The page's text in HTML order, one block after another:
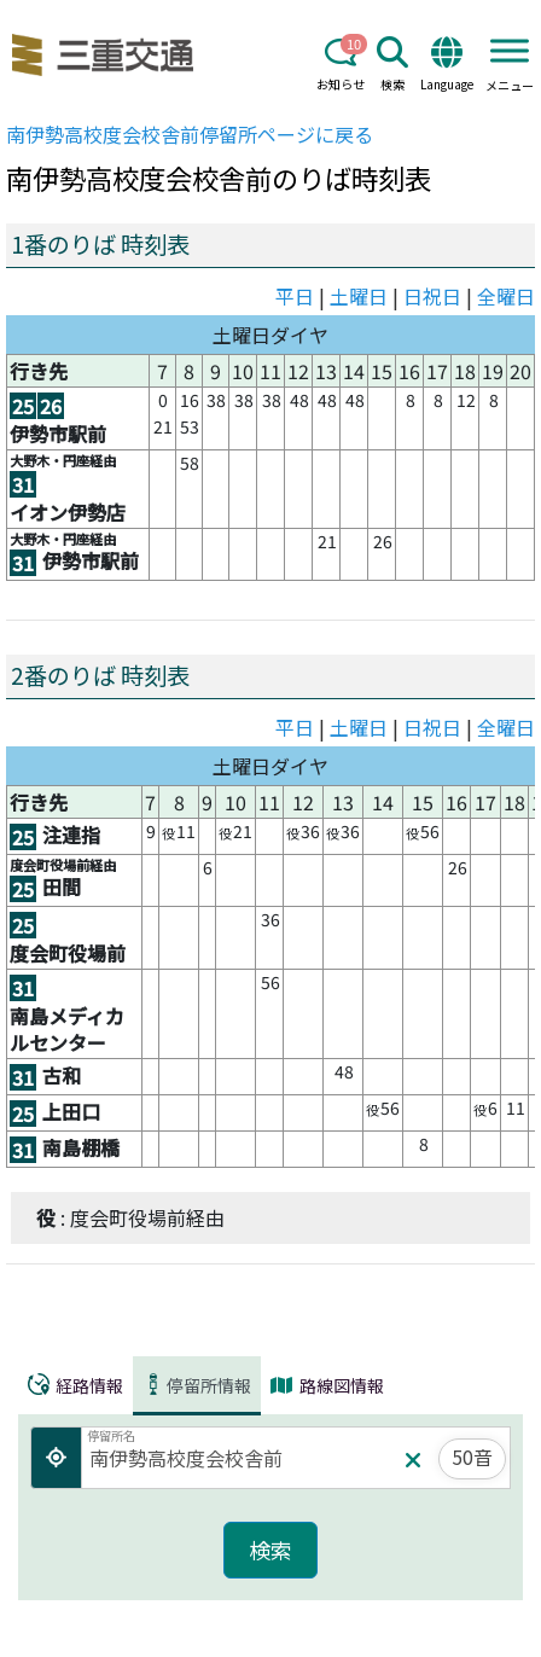
お知らせ
10
検索 Language メニュー
南伊勢高校度会校舎前停留所ページに戻る
南伊勢高校度会校舎前のりば時刻表
1番のりば 時刻表
平日 | 土曜日 | 日祝日 | 全曜日
土曜日ダイヤ
行き先
7 8 9 10 11 12 13 14 15 16 17 18 19 20
25 26
伊勢市駅前
0
21
16
53
38 38 38 48 48 48 8 8 12 8
大野木・円座経由
31
イオン伊勢店
58
大野木・円座経由
31 伊勢市駅前
21 26
2番のりば 時刻表
平日 | 土曜日 | 日祝日 | 全曜日
土曜日ダイヤ
行き先
7 8 9 10 11 12 13 14 15 16 17 18
25 注連指 9 役11 役21 役36 役36 役56
度会町役場前経由
25 田間
6 26
25
度会町役場前
36
31
南島メディカ
ルセンター
56
31 古和 48
25 上田口 役56 役6 11
31 南島棚橋 8
役 : 度会町役場前経由
経路情報 停留所情報 路線図情報
停留所名
50音